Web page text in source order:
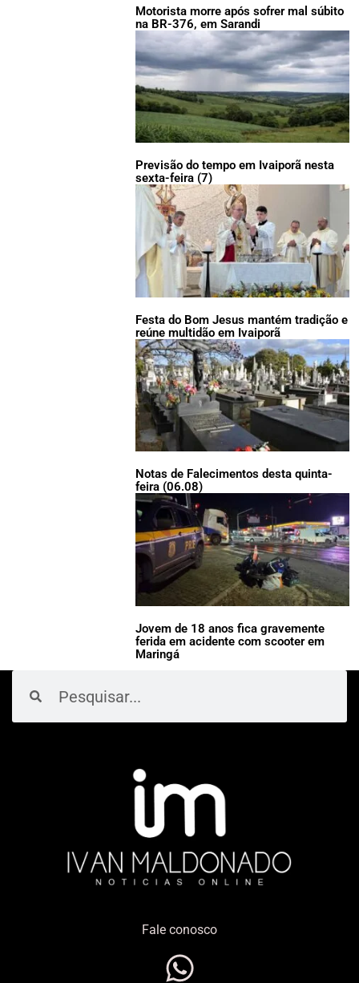
Motorista morre após sofrer mal súbito
na BR-376, em Sarandi
Previsão do tempo em Ivaiporã nesta
sexta-feira (7)
Festa do Bom Jesus mantém tradição e
reúne multidão em Ivaiporã
Notas de Falecimentos desta quinta-
feira (06.08)
Jovem de 18 anos fica gravemente
ferida em acidente com scooter em
Maringá
Fale conosco